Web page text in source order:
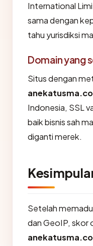
International
sama dengan
tahu yurisdiksi
Domain yang
Situs dengan
Indonesia, SSL
baik bisnis sah
diganti merek.
Setelah
dan GeoIP, skor